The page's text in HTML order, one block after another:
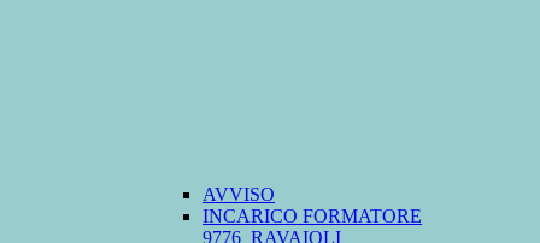
AVVISO
INCARICO FORMATORE
9776_RAVAIOLI